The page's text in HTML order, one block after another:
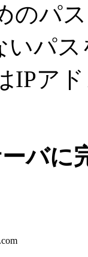
のパ
いパ
IPア
バに